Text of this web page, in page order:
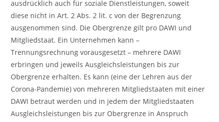
ausdrücklich auch für soziale Dienstleistungen, soweit
diese nicht in Art. 2 Abs. 2 lit. c von der Begrenzung
ausgenommen sind. Die Obergrenze gilt pro DAWI und
Mitgliedstaat. Ein Unternehmen kann –
Trennungsrechnung vorausgesetzt – mehrere DAWI
erbringen und jeweils Ausgleichsleistungen bis zur
Obergrenze erhalten. Es kann (eine der Lehren aus der
Corona-Pandemie) von mehreren Mitgliedstaaten mit einer
DAWI betraut werden und in jedem der Mitgliedstaaten
Ausgleichsleistungen bis zur Obergrenze in Anspruch